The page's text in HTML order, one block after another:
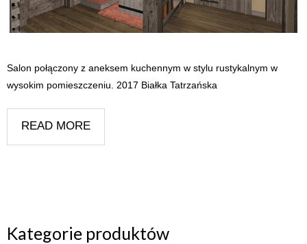
Salon połączony z aneksem kuchennym w stylu rustykalnym w
wysokim pomieszczeniu. 2017 Białka Tatrzańska
READ MORE
Kategorie produktów